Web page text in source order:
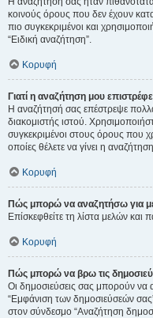
κοινούς όρους που δεν έχουν
πιο συγκεκριμένοι και
“Ειδική αναζήτηση”.
Κορυφή
Γιατί η αναζήτηση μου
Η αναζήτησή σας επέστρεψε
διακομιστής ιστού.
συγκεκριμένοι στους όρους που
οποίες θέλετε να γίνει η
Κορυφή
Πώς μπορώ να αναζητήσω για
Επίσκεφθείτε τη λίστα μελών
Κορυφή
Πώς μπορώ να βρω τις
Οι δημοσιεύσεις σας μπορούν να
“Εμφάνιση των δημοσιεύσεών
στον σύνδεσμο “Αναζήτηση